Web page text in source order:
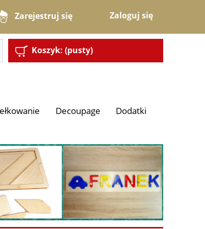
Zarejestruj się Zaloguj się
Koszyk: (pusty)
Decoupage Dodatki